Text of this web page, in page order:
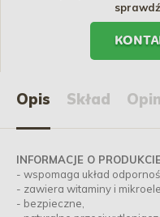
Opis Skład
INFORMACJE O
- wspomaga układ
- zawiera witaminy i
- bezpieczne,